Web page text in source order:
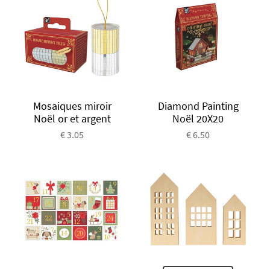
Mosaiques miroir
Noël or et argent
€ 3.05
Diamond Painting
Noël 20X20
€ 6.50